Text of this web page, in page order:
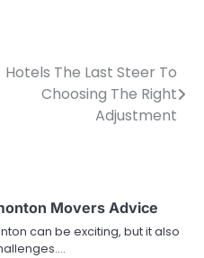
Hotels The Last Steer To
Choosing The Right
Adjustment
Movers Advice
can be exciting, but it also